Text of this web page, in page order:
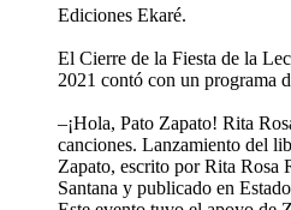
Ediciones Ekaré.
El Cierre de la Fiesta de la
2021 contó con un programa
–¡Hola, Pato Zapato! Rita
canciones. Lanzamiento del
Zapato, escrito por Rita Rosa
Santana y publicado en